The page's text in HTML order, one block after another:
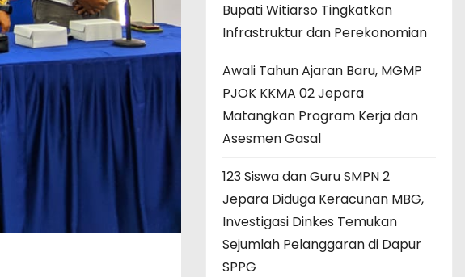
Bupati Witiarso Tingkatkan
Infrastruktur dan Perekonomian
Awali Tahun Ajaran Baru, MGMP
PJOK KKMA 02 Jepara
Matangkan Program Kerja dan
Asesmen Gasal
123 Siswa dan Guru SMPN 2
Jepara Diduga Keracunan MBG,
Investigasi Dinkes Temukan
Sejumlah Pelanggaran di Dapur
SPPG